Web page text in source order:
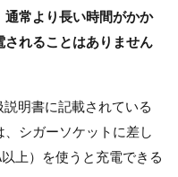
通常より長い時間がかか
されることはありません
明書に記載されている
シガーソケットに差し
上）を使うと充電できる